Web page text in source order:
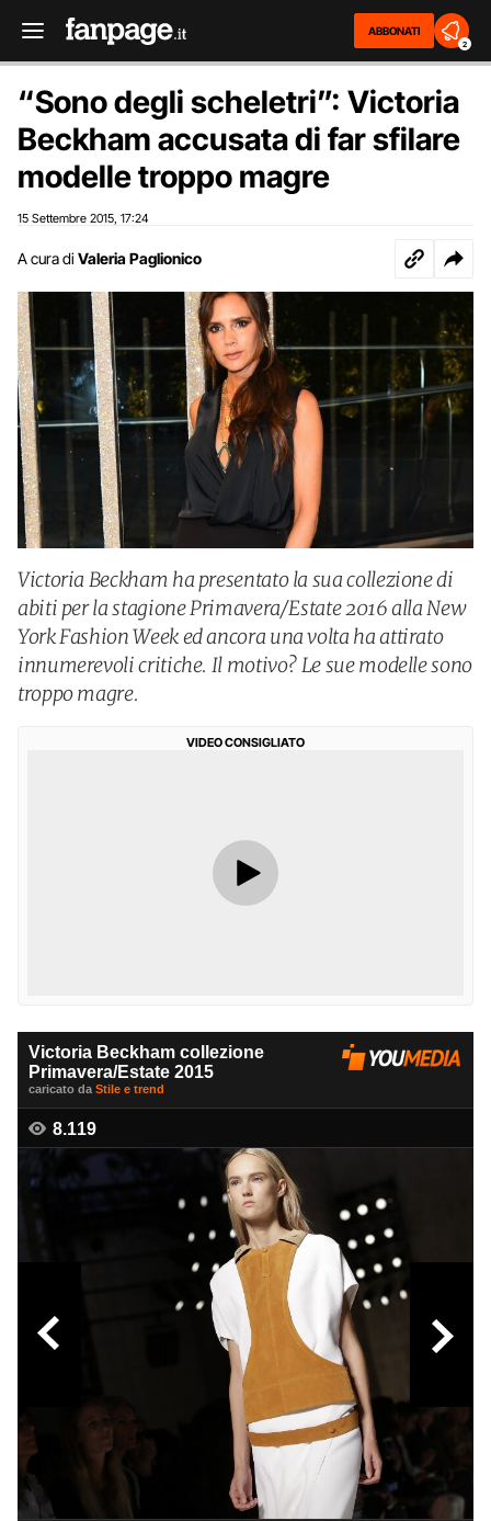
ABBONATI
2
“Sono degli scheletri”: Victoria
Beckham accusata di far sfilare
modelle troppo magre
15 Settembre 2015 17:24
A cura di Valeria Paglionico
Victoria Beckham ha presentato la sua collezione di
abiti per la stagione Primavera/Estate 2016 alla New
York Fashion Week ed ancora una volta ha attirato
innumerevoli critiche. Il motivo? Le sue modelle sono
troppo magre.
VIDEO CONSIGLIATO